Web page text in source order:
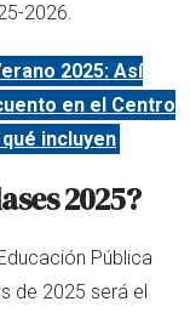
2026.
2025: Así
en el Centro
incluyen
2025?
Pública
de 2025 será el